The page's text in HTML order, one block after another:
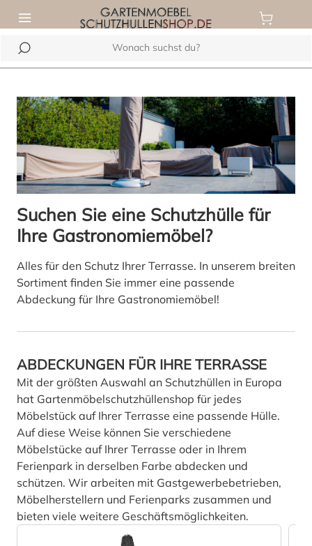
springen
Suchen Sie eine Schutzhülle für
Ihre Gastronomiemöbel?
Alles für den Schutz Ihrer Terrasse. In unserem breiten
Sortiment finden Sie immer eine passende
Abdeckung für Ihre Gastronomiemöbel!
ABDECKUNGEN FÜR IHRE TERRASSE
Mit der größten Auswahl an Schutzhüllen in Europa
hat Gartenmöbelschutzhüllenshop für jedes
Möbelstück auf Ihrer Terrasse eine passende Hülle.
Auf diese Weise können Sie verschiedene
Möbelstücke auf Ihrer Terrasse oder in Ihrem
Ferienpark in derselben Farbe abdecken und
schützen. Wir arbeiten mit Gastgewerbebetrieben,
Möbelherstellern und Ferienparks zusammen und
bieten viele weitere Geschäftsmöglichkeiten.